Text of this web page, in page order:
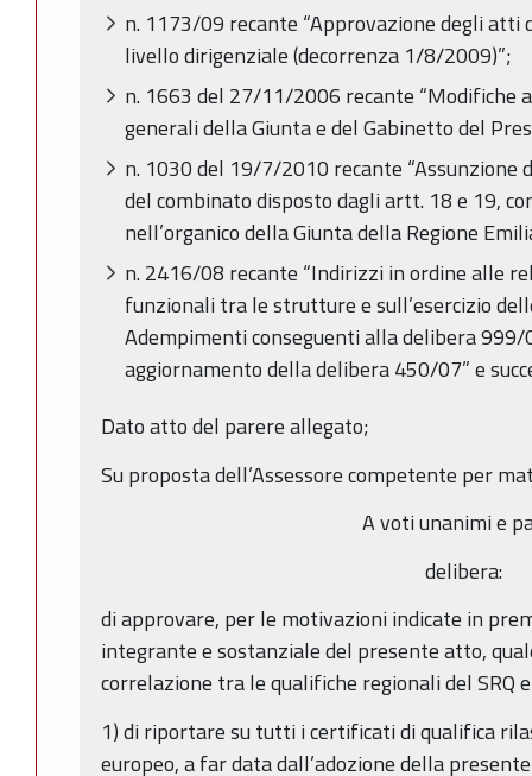
n. 1173/09 recante “Approvazione degli atti
livello dirigenziale (decorrenza 1/8/2009)”;
n. 1663 del 27/11/2006 recante “Modifiche
generali della Giunta e del Gabinetto del
n. 1030 del 19/7/2010 recante “Assunzione
del combinato disposto dagli artt. 18 e 19,
nell’organico della Giunta della Regione
n. 2416/08 recante “Indirizzi in ordine alle
funzionali tra le strutture e sull’esercizio
Adempimenti conseguenti alla delibera 999/
aggiornamento della delibera 450/07” e
Dato atto del parere allegato;
Su proposta dell’Assessore competente per
A voti unanimi e
delibera:
di approvare, per le motivazioni indicate in
integrante e sostanziale del presente atto,
correlazione tra le qualifiche regionali del SRQ
1) di riportare su tutti i certificati di qualifica
europeo, a far data dall’adozione della